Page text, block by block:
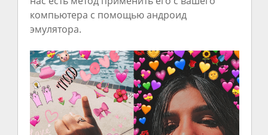
компьютера с помощью андроид
эмулятора.